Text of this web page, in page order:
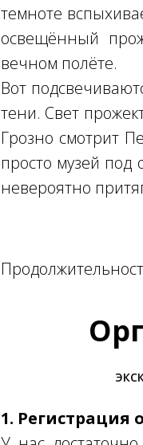
темноте
освещённый
вечном полёте.
Вот
тени. Свет
Грозно смотрит
просто музей
невероятно
1. Регистрация